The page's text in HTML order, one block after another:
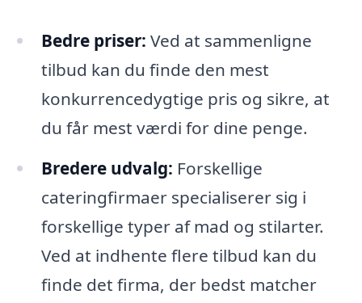
Bedre priser: Ved at sammenligne
tilbud kan du finde den mest
konkurrencedygtige pris og sikre, at
du får mest værdi for dine penge.
Bredere udvalg: Forskellige
cateringfirmaer specialiserer sig i
forskellige typer af mad og stilarter.
Ved at indhente flere tilbud kan du
finde det firma, der bedst matcher